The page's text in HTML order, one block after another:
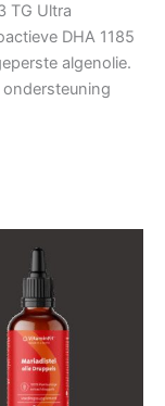
TG Ultra
DHA 1185
algenolie.
ondersteuning